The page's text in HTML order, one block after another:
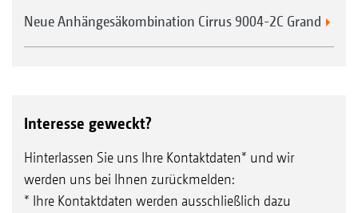
Neue Anhängesäkombination Cirrus 9004-2C Grand
Interesse geweckt?
Hinterlassen Sie uns Ihre Kontaktdaten* und wir
werden uns bei Ihnen zurückmelden:
* Ihre Kontaktdaten werden ausschließlich dazu